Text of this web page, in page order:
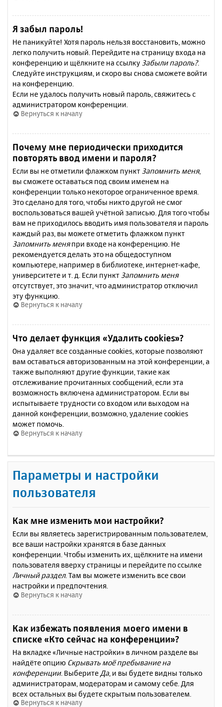
Я забыл пароль!
Не паникуйте! Хотя пароль нельзя восстановить, можно
легко получить новый. Перейдите на страницу входа на
конференцию и щёлкните на ссылку Забыли пароль?.
Следуйте инструкциям, и скоро вы снова сможете войти
на конференцию.
Если не удалось получить новый пароль, свяжитесь с
администратором конференции.
Вернуться к началу
Почему мне периодически приходится
повторять ввод имени и пароля?
Если вы не отметили флажком пункт Запомнить меня,
вы сможете оставаться под своим именем на
конференции только некоторое ограниченное время.
Это сделано для того, чтобы никто другой не смог
воспользоваться вашей учётной записью. Для того чтобы
вам не приходилось вводить имя пользователя и пароль
каждый раз, вы можете отметить флажком пункт
Запомнить меняпри входе на конференцию. Не
рекомендуется делать это на общедоступном
компьютере, например в библиотеке, интернет-кафе,
университете и т. д. Если пункт Запомнить меня
отсутствует, это значит, что администратор отключил
эту функцию.
Вернуться к началу
Что делает функция «Удалить cookies»?
Она удаляет все созданные cookies, которые позволяют
вам оставаться авторизованным на этой конференции, а
также выполняют другие функции, такие как
отслеживание прочитанных сообщений, если эта
возможность включена администратором. Если вы
испытываете трудности со входом или выходом на
данной конференции, возможно, удаление cookies
может помочь.
Вернуться к началу
Параметры и настройки
пользователя
Как мне изменить мои настройки?
Если вы являетесь зарегистрированным пользователем,
все ваши настройки хранятся в базе данных
конференции. Чтобы изменить их, щёлкните на имени
пользователя вверху страницы и перейдите по ссылке
Личный раздел. Там вы можете изменить все свои
настройки и предпочтения.
Вернуться к началу
Как избежать появления моего имени в
списке «Кто сейчас на конференции»?
На вкладке «Личные настройки» в личном разделе вы
найдёте опцию Скрывать моё пребывание на
конференции. Выберите Да, и вы будете видны только
администраторам, модераторам и самому себе. Для
всех остальных вы будете скрытым пользователем.
Вернуться к началу